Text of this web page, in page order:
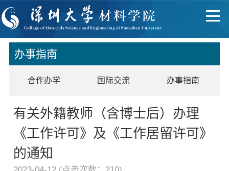
办事指南
合作办学 国际交流 办事指南
有关外籍教师（含博士后）办理
《工作许可》及《工作居留许可》
的通知